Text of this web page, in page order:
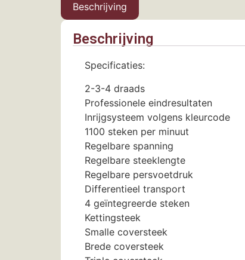
Beschrijving
Beschrijving
Specificaties:
2-3-4 draads
Professionele eindresultaten
Inrijgsysteem volgens kleurcode
1100 steken per minuut
Regelbare spanning
Regelbare steeklengte
Regelbare persvoetdruk
Differentieel transport
4 geïntegreerde steken
Kettingsteek
Smalle coversteek
Brede coversteek